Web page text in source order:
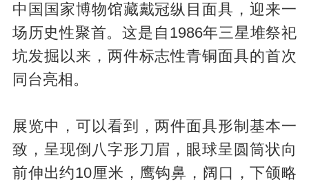
中国国家博物馆藏戴冠纵目面具，迎来一
场历史性聚首。这是自1986年三星堆祭祀
坑发掘以来，两件标志性青铜面具的首次
同台亮相。
展览中，可以看到，两件面具形制基本一
致，呈现倒八字形刀眉，眼球呈圆筒状向
前伸出约10厘米，鹰钩鼻，阔口，下颌略